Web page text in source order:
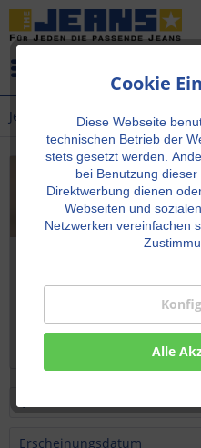
Cookie
Diese Webseite
technischen Betrieb der
stets gesetzt werden.
bei Benutzung
Direktwerbung dienen
Webseiten und
Netzwerken vereinfachen
Alle
Jeans
Aktuelle stylische
aber auch in normalen
Finder oben findet jede